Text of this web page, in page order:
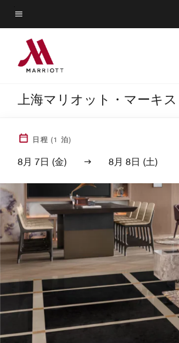
Skip
to
main
content
メニューのテキスト
上海マリオット・マーキ
日程 (1 泊)
8月 7日 (金) 8月 8日 (土)